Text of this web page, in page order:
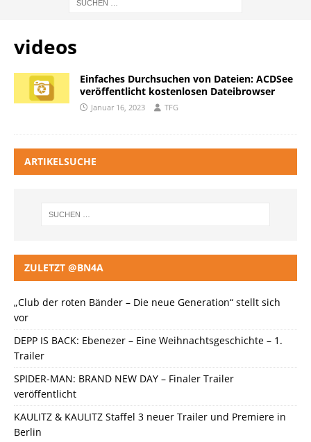
videos
Einfaches Durchsuchen von Dateien: ACDSee
veröffentlicht kostenlosen Dateibrowser
Januar 16, 2023 TFG
ARTIKELSUCHE
ZULETZT @BN4A
„Club der roten Bänder – Die neue Generation“ stellt sich
vor
DEPP IS BACK: Ebenezer – Eine Weihnachtsgeschichte – 1.
Trailer
SPIDER-MAN: BRAND NEW DAY – Finaler Trailer
veröffentlicht
KAULITZ & KAULITZ Staffel 3 neuer Trailer und Premiere in
Berlin